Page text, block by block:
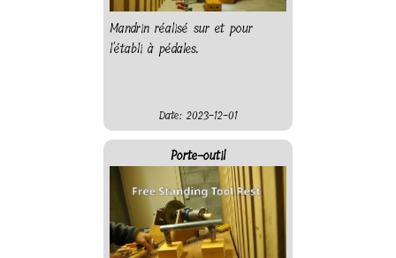
Mandrin réalisé sur et pour
l'établi à pédales.
Date: 2023-12-01
Porte-outil